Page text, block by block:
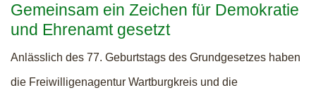
Gemeinsam ein Zeichen für Demokratie
und Ehrenamt gesetzt
Anlässlich des 77. Geburtstags des Grundgesetzes haben
die Freiwilligenagentur Wartburgkreis und die